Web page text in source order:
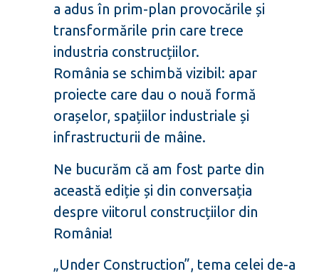
a adus în prim-plan provocările și
transformările prin care trece
industria construcțiilor.
România se schimbă vizibil: apar
proiecte care dau o nouă formă
orașelor, spațiilor industriale și
infrastructurii de mâine. ️
Ne bucurăm că am fost parte din
această ediție și din conversația
despre viitorul construcțiilor din
România!
„Under Construction”, tema celei de-a